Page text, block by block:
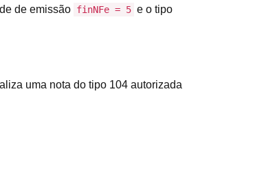
de emissão finNFe = 5 e o tipo
uma nota do tipo 104 autorizada